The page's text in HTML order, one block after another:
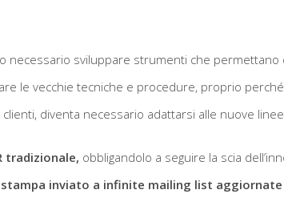
sviluppare strumenti che permettano
le vecchie tecniche e procedure, proprio
diventa necessario adattarsi alle nuove linee
tradizionale, obbligandolo a seguire la scia
inviato a infinite mailing list